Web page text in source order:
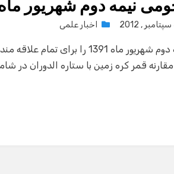
نیمه دوم شهریور ماه
اخبار علمی
رویداد های نجومی نیمه دوم شهریور ماه